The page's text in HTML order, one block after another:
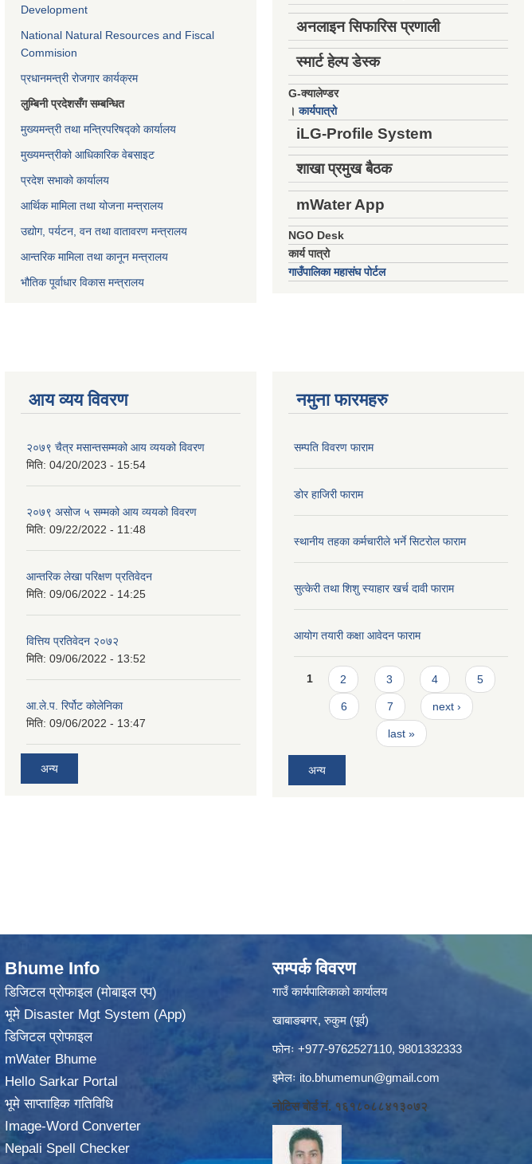
Development
National Natural Resources and Fiscal
Commision
प्रधानमन्त्री रोजगार कार्यक्रम
लुम्बिनी प्रदेशसँग सम्बन्धित
मुख्यमन्त्री तथा मन्त्रिपरिषद्को कार्यालय
मुख्यमन्त्रीको आधिकारिक वेबसाइट
प्रदेश सभाको कार्यालय
आर्थिक मामिला तथा योजना मन्त्रालय
उद्योग, पर्यटन, वन तथा वातावरण मन्त्रालय
आन्तरिक मामिला तथा कानून मन्त्रालय
भौतिक पूर्वाधार विकास मन्त्रालय
अनलाइन सिफारिस प्रणाली
स्मार्ट हेल्प डेस्क
G-क्यालेण्डर
।कार्यपात्रो
iLG-Profile System
शाखा प्रमुख बैठक
mWater App
NGO Desk
कार्य पात्रो
गाउँपालिका महासंघ पोर्टल
आय व्यय विवरण
२०७९ चैत्र मसान्तसम्मको आय व्ययको विवरण
मिति: 04/20/2023 - 15:54
२०७९ असोज ५ सम्मको आय व्ययको विवरण
मिति: 09/22/2022 - 11:48
आन्तरिक लेखा परिक्षण प्रतिवेदन
मिति: 09/06/2022 - 14:25
वित्तिय प्रतिवेदन २०७२
मिति: 09/06/2022 - 13:52
आ.ले.प. रिर्पोट कोलेनिका
मिति: 09/06/2022 - 13:47
अन्य
नमुना फारमहरु
सम्पति विवरण फाराम
डोर हाजिरी फाराम
स्थानीय तहका कर्मचारीले भर्ने सिटरोल फाराम
सुत्केरी तथा शिशु स्याहार खर्च दावी फाराम
आयोग तयारी कक्षा आवेदन फाराम
Pages
1 2 3 4 5
6 7 next ›
last »
अन्य
Bhume Info
डिजिटल प्रोफाइल (मोबाइल एप)
भूमे Disaster Mgt System (App)
डिजिटल प्रोफाइल
mWater Bhume
Hello Sarkar Portal
भूमे साप्ताहिक गतिविधि
Image-Word Converter
Nepali Spell Checker
सम्पर्क विवरण
गाउँ कार्यपालिकाको कार्यालय
खाबाङबगर, रुकुम (पूर्व)
फोनः +977-9762527110, 9801332333
इमेलः ito.bhumemun@gmail.com
नोटिस बोर्ड नं. १६१८०८८४१३०७२